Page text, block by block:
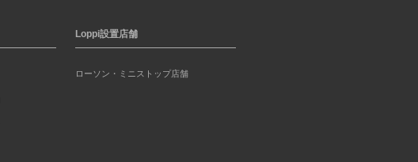
Loppi設置店舗
ローソン・ミニストップ店舗